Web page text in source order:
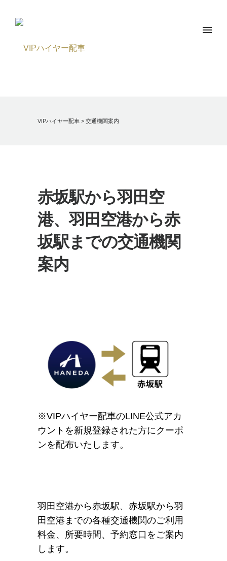
VIPハイヤー配車 > 交通機関案内
赤坂駅から羽田空
港、羽田空港から赤
坂駅までの交通機関
案内
※VIPハイヤー配車のLINE公式アカ
ウントを新規登録された方にクーポ
ンを配布いたします。
羽田空港から赤坂駅、赤坂駅から羽
田空港までの各種交通機関のご利用
料金、所要時間、予約窓口をご案内
します。